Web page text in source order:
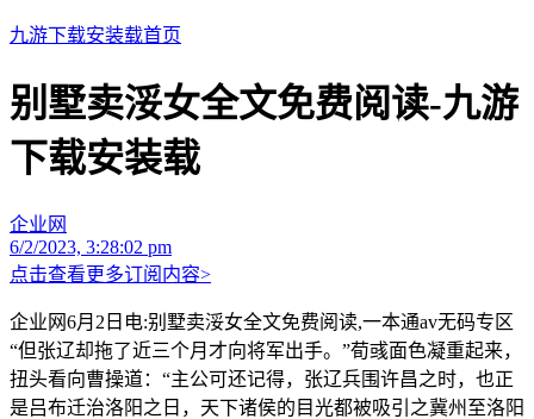
九游下载安装载首页
别墅卖浽女全文免费阅读-九游
下载安装载
企业网
6/2/2023, 3:28:02 pm
点击查看更多订阅内容>
企业网6月2日电:别墅卖浽女全文免费阅读,一本通av无码专区
“但张辽却拖了近三个月才向将军出手。”荀彧面色凝重起来，
扭头看向曹操道：“主公可还记得，张辽兵围许昌之时，也正
是吕布迁治洛阳之日，天下诸侯的目光都被吸引之冀州至洛阳